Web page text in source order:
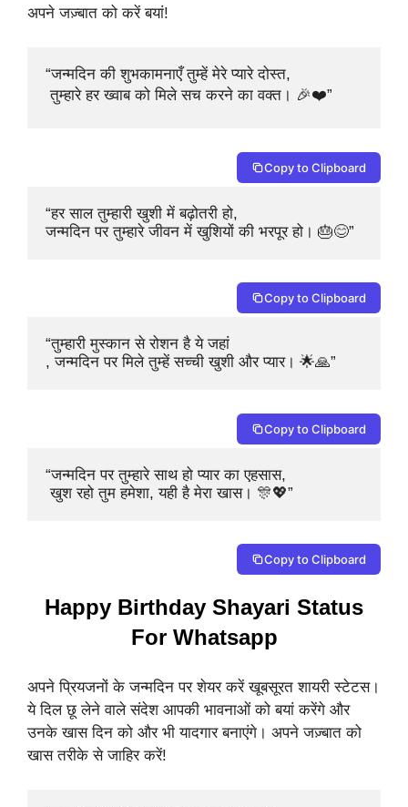
अपने जज़्बात को करें बयां!
“जन्मदिन की शुभकामनाएँ तुम्हें मेरे प्यारे दोस्त,
तुम्हारे हर ख्वाब को मिले सच करने का वक्त। 🎉❤️”
Copy to Clipboard
“हर साल तुम्हारी खुशी में बढ़ोतरी हो,
जन्मदिन पर तुम्हारे जीवन में खुशियों की भरपूर हो। 🎂😊”
Copy to Clipboard
“तुम्हारी मुस्कान से रोशन है ये जहां
, जन्मदिन पर मिले तुम्हें सच्ची खुशी और प्यार। 🌟🙏”
Copy to Clipboard
“जन्मदिन पर तुम्हारे साथ हो प्यार का एहसास,
खुश रहो तुम हमेशा, यही है मेरा खास। 🎊💖”
Copy to Clipboard
Happy Birthday Shayari Status
For Whatsapp
अपने प्रियजनों के जन्मदिन पर शेयर करें खूबसूरत शायरी स्टेटस।
ये दिल छू लेने वाले संदेश आपकी भावनाओं को बयां करेंगे और
उनके खास दिन को और भी यादगार बनाएंगे। अपने जज़्बात को
खास तरीके से जाहिर करें!